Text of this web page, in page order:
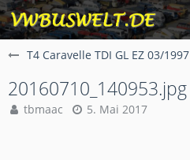
T4 Caravelle TDI GL EZ 03/1997
20160710_140953.jpg
tbmaac 5. Mai 2017